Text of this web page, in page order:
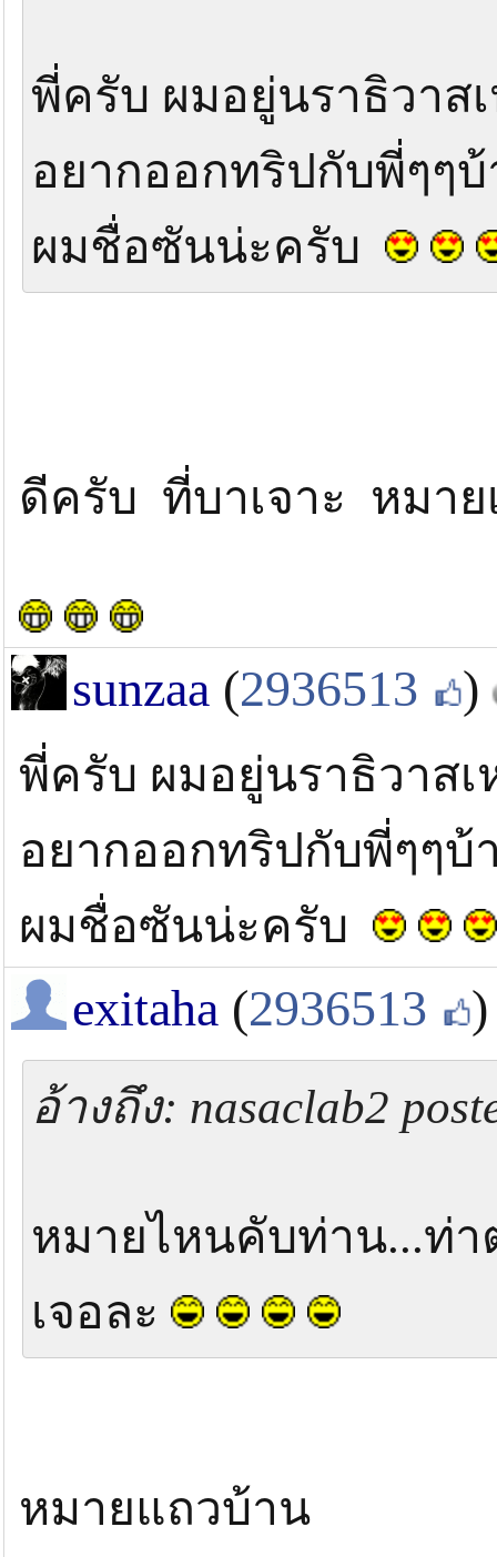
พี่ครับ ผมอยู่นราธิวาส
อยากออกทริปกับพี่ๆๆ
ผมชื่อซันน่ะครับ
ดีครับ ที่บาเจาะ หมาย
sunzaa (2936513 )
พี่ครับ ผมอยู่นราธิวาส
อยากออกทริปกับพี่ๆๆบ้
ผมชื่อซันน่ะครับ
exitaha (2936513 )
อ้างถึง: nasaclab2
หมายไหนคับท่าน...ท่า
เจอละ
หมายแถวบ้าน